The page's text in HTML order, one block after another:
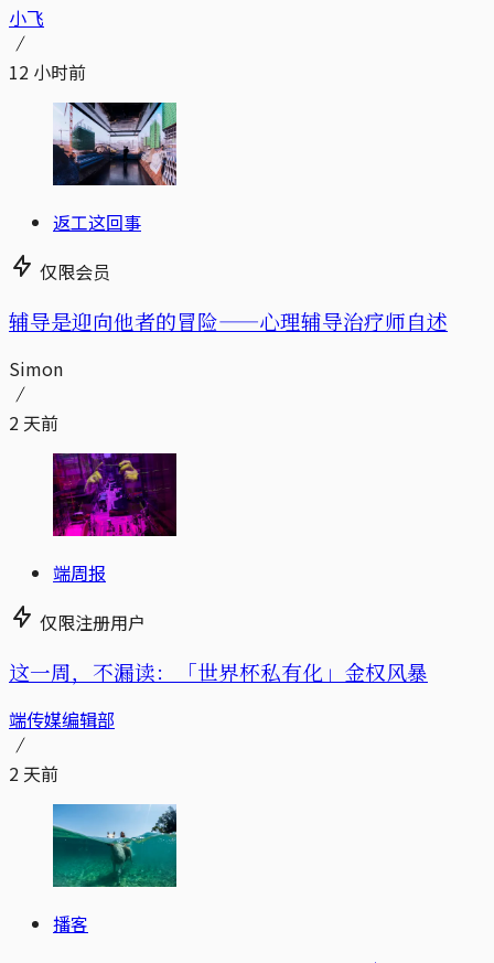
小飞
12 小时前
返工这回事
仅限会员
辅导是迎向他者的冒险——心理辅导治疗师自述
Simon
2 天前
端周报
仅限注册用户
这一周，不漏读：「世界杯私有化」金权风暴
端传媒编辑部
2 天前
播客